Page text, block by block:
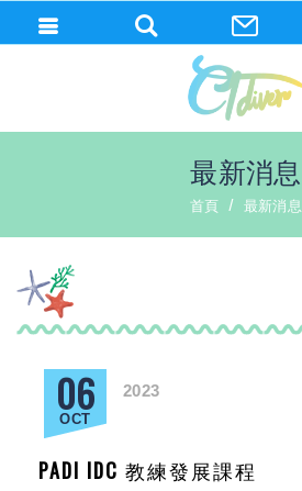
最新消息
首頁 最新消息
2023
06
OCT
PADI IDC 教練發展課程
繁體中文
English